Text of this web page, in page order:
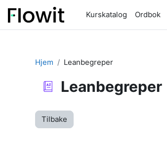
Gå til hovedinnhold
Kurskatalog
Ordbok
Hjem Leanbegreper
Leanbegreper
Tilbake